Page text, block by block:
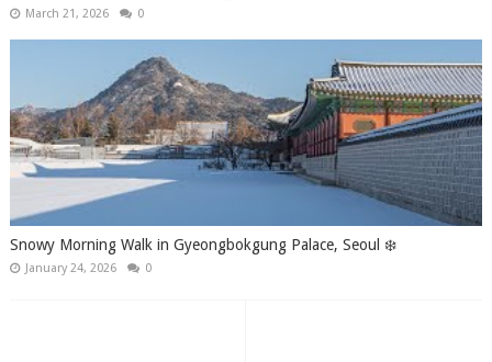
March 21, 2026 0
Snowy Morning Walk in Gyeongbokgung Palace, Seoul ❄️
January 24, 2026 0